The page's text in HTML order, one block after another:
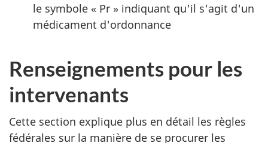
le symbole « Pr » indiquant qu'il s'agit d'un
médicament d'ordonnance
Renseignements pour les
intervenants
Cette section explique plus en détail les règles
fédérales sur la manière de se procurer les